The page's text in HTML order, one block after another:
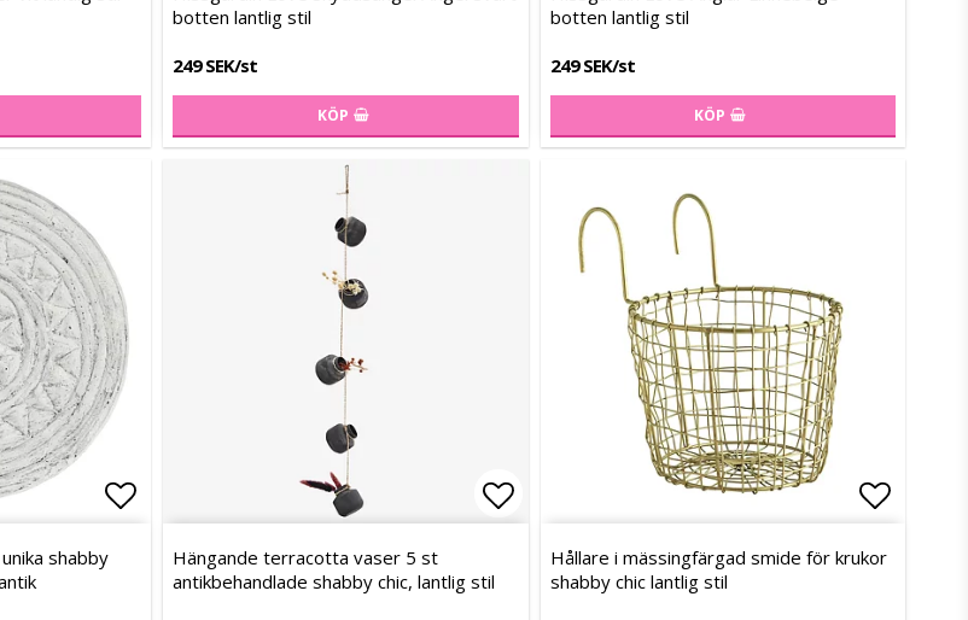
botten lantlig stil
249 SEK/st
KÖP
botten lantlig stil
249 SEK/st
KÖP
Lägg till i favoritlistan
Lägg till i favoritlistan
shabby
Lägg till i favoritlistan
Lägg till i favoritlistan
Hängande terracotta vaser 5 st
antikbehandlade shabby chic, lantlig stil
Lägg
Lägg
Hållare i mässingfärgad smide för krukor
shabby chic lantlig stil